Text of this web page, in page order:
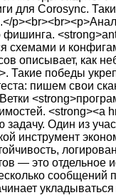
для Corosync.
схемами и
описывает, как
Такие победы
пишем свои
<strong><a
Один из
инструмент
— это отдельное